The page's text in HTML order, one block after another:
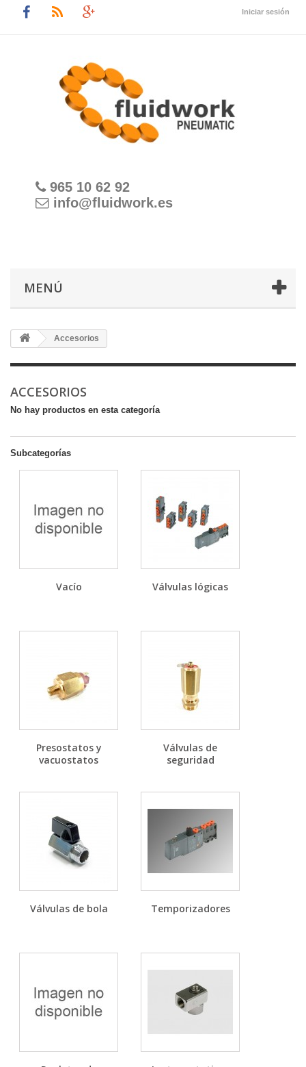
Iniciar sesión
965 10 62 92
info@fluidwork.es
MENÚ
Accesorios
ACCESORIOS
No hay productos en esta categoría
Subcategorías
Vacío Válvulas lógicas
Presostatos y
vacuostatos
Válvulas de
seguridad
Válvulas de bola Temporizadores